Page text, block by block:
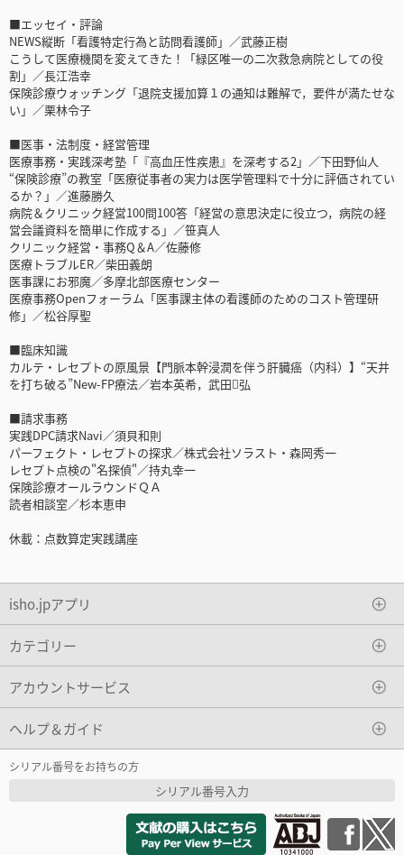
■エッセイ・評論
NEWS縦断「看護特定行為と訪問看護師」／武藤正樹
こうして医療機関を変えてきた！「緑区唯一の二次救急病院としての役
割」／長江浩幸
保険診療ウォッチング「退院支援加算１の通知は難解で，要件が満たせな
い」／栗林令子
■医事・法制度・経営管理
医療事務・実践深考塾「『高血圧性疾患』を深考する2」／下田野仙人
“保険診療”の教室「医療従事者の実力は医学管理料で十分に評価されてい
るか？」／進藤勝久
病院＆クリニック経営100問100答「経営の意思決定に役立つ，病院の経
営会議資料を簡単に作成する」／笹真人
クリニック経営・事務Q＆A／佐藤修
医療トラブルER／柴田義朗
医事課にお邪魔／多摩北部医療センター
医療事務Openフォーラム「医事課主体の看護師のためのコスト管理研
修」／松谷厚聖
■臨床知識
カルテ・レセプトの原風景【門脈本幹浸潤を伴う肝臓癌（内科）】“天井
を打ち破る”New-FP療法／岩本英希，武田弘
■請求事務
実践DPC請求Navi／須貝和則
パーフェクト・レセプトの探求／株式会社ソラスト・森岡秀一
レセプト点検の"名探偵"／持丸幸一
保険診療オールラウンドＱＡ
読者相談室／杉本恵申
休載：点数算定実践講座
isho.jpアプリ
カテゴリー
アカウントサービス
ヘルプ＆ガイド
シリアル番号をお持ちの方
シリアル番号入力